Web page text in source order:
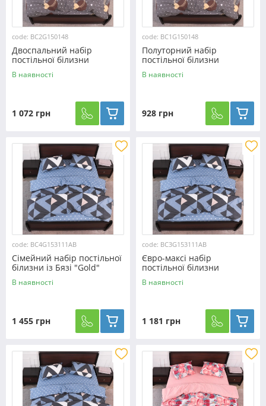
code: BC2G150148
Двоспальний набір
постільної білизни
180*220 із Бязі "Gold"
№150148 Черешенька™
В наявності
1 072 грн
code: BC1G150148
Полуторний набір
постільної білизни
150*220 із Бязі "Gold"
№150148 Черешенька™
В наявності
928 грн
code: BC4G153111AB
Сімейний набір постільної
білизни із Бязі "Gold"
№153111AB Черешенька™
В наявності
1 455 грн
code: BC3G153111AB
Євро-максі набір
постільної білизни
200*220 із Бязі "Gold"
№153111AB Черешенька™
В наявності
1 181 грн